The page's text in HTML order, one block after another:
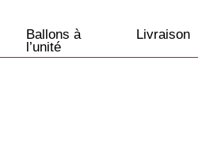
Ballons à
Livraison Contact